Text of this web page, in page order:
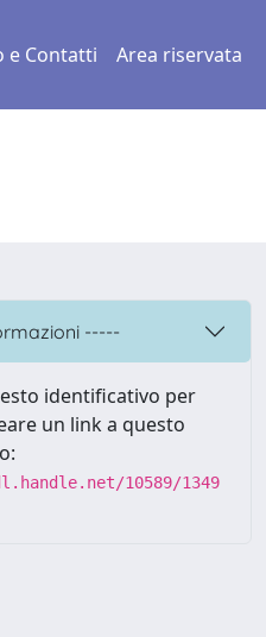
e Contatti Area riservata
-----
identificativo per
un link a questo
10589/1349